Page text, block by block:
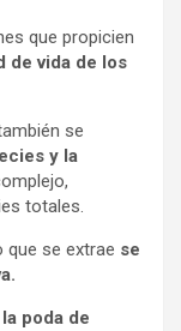
que propicien
de vida de los
se
y la
totales.
que se extrae se
poda de